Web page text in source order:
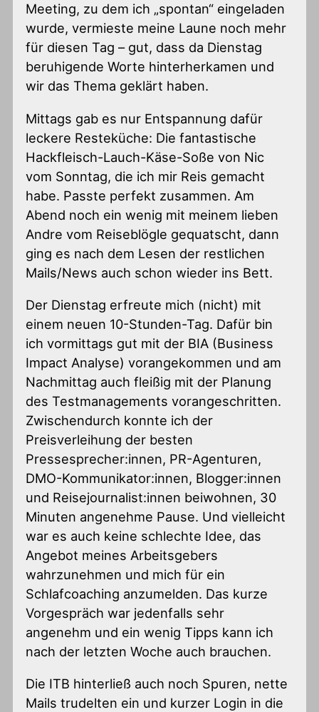
Meeting, zu dem ich „spontan“ eingeladen
wurde, vermieste meine Laune noch mehr
für diesen Tag – gut, dass da Dienstag
beruhigende Worte hinterherkamen und
wir das Thema geklärt haben.
Mittags gab es nur Entspannung dafür
leckere Resteküche: Die fantastische
Hackfleisch-Lauch-Käse-Soße von Nic
vom Sonntag, die ich mir Reis gemacht
habe. Passte perfekt zusammen. Am
Abend noch ein wenig mit meinem lieben
Andre vom Reiseblögle gequatscht, dann
ging es nach dem Lesen der restlichen
Mails/News auch schon wieder ins Bett.
Der Dienstag erfreute mich (nicht) mit
einem neuen 10-Stunden-Tag. Dafür bin
ich vormittags gut mit der BIA (Business
Impact Analyse) vorangekommen und am
Nachmittag auch fleißig mit der Planung
des Testmanagements vorangeschritten.
Zwischendurch konnte ich der
Preisverleihung der besten
Pressesprecher:innen, PR-Agenturen,
DMO-Kommunikator:innen, Blogger:innen
und Reisejournalist:innen beiwohnen, 30
Minuten angenehme Pause. Und vielleicht
war es auch keine schlechte Idee, das
Angebot meines Arbeitsgebers
wahrzunehmen und mich für ein
Schlafcoaching anzumelden. Das kurze
Vorgespräch war jedenfalls sehr
angenehm und ein wenig Tipps kann ich
nach der letzten Woche auch brauchen.
Die ITB hinterließ auch noch Spuren, nette
Mails trudelten ein und kurzer Login in die